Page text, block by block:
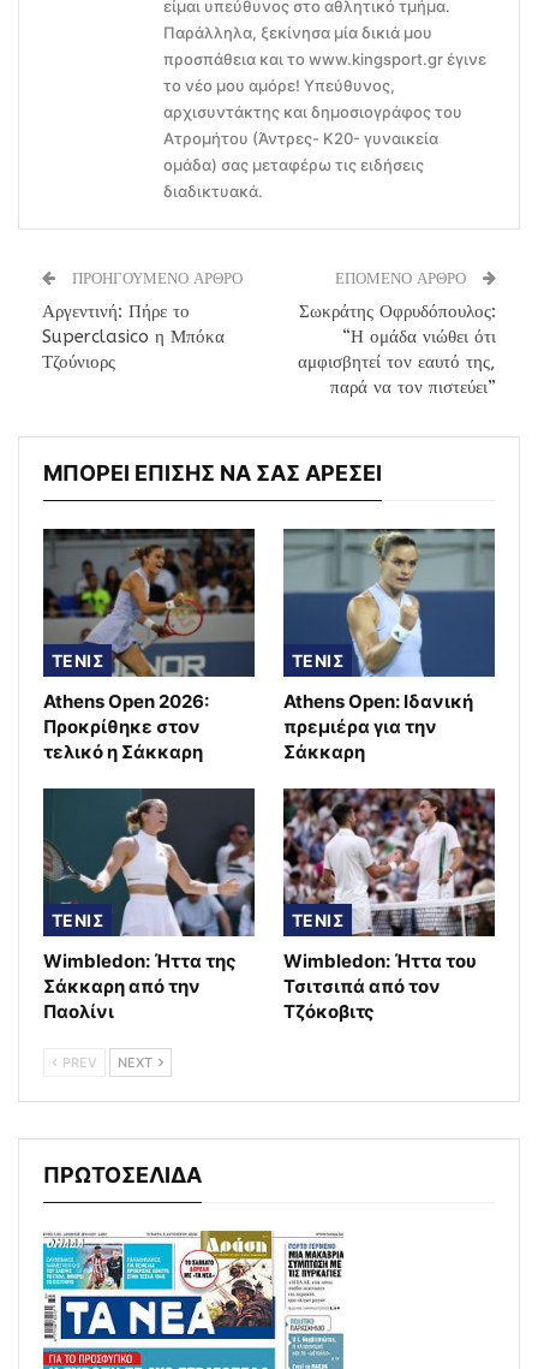
είμαι υπεύθυνος στο αθλητικό τμήμα.
Παράλληλα, ξεκίνησα μία δικιά μου
προσπάθεια και το www.kingsport.gr έγινε
το νέο μου αμόρε! Υπεύθυνος,
αρχισυντάκτης και δημοσιογράφος του
Ατρομήτου (Άντρες- Κ20- γυναικεία
ομάδα) σας μεταφέρω τις ειδήσεις
διαδικτυακά.
ΠΡΟΗΓΟΥΜΕΝΟ ΑΡΘΡΟ
Αργεντινή: Πήρε το
Superclasico η Μπόκα
Τζούνιορς
ΕΠΟΜΕΝΟ ΑΡΘΡΟ
Σωκράτης Οφρυδόπουλος:
“Η ομάδα νιώθει ότι
αμφισβητεί τον εαυτό της,
παρά να τον πιστεύει”
ΜΠΟΡΕΙ ΕΠΙΣΗΣ ΝΑ ΣΑΣ ΑΡΕΣΕΙ
ΤΕΝΙΣ
Athens Open 2026:
Προκρίθηκε στον
τελικό η Σάκκαρη
ΤΕΝΙΣ
Athens Open: Ιδανική
πρεμιέρα για την
Σάκκαρη
ΤΕΝΙΣ
Wimbledon: Ήττα της
Σάκκαρη από την
Παολίνι
ΤΕΝΙΣ
Wimbledon: Ήττα του
Τσιτσιπά από τον
Τζόκοβιτς
PREV NEXT
ΠΡΩΤΟΣΕΛΙΔΑ